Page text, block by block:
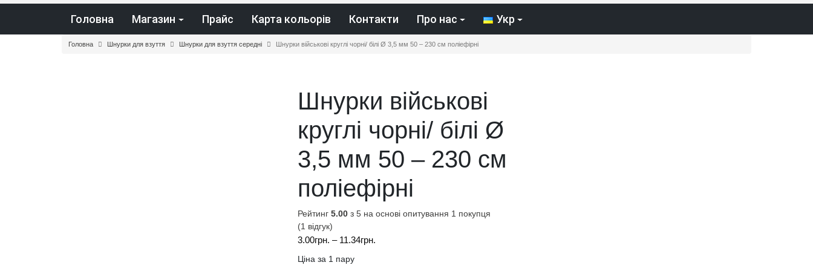
Головна Магазин Прайс Карта кольорів Контакти Про нас Укр
Головна Шнурки для взуття Шнурки для взуття середні Шнурки військові круглі чорні/ білі Ø 3,5 мм 50 – 230 см поліефірні
Шнурки військові
круглі чорні/ білі Ø
3,5 мм 50 – 230 см
поліефірні
Рейтинг 5.00з 5 на основі опитування 1 покупця
(1 відгук)
3.00грн. – 11.34грн.
Ціна за 1 пару